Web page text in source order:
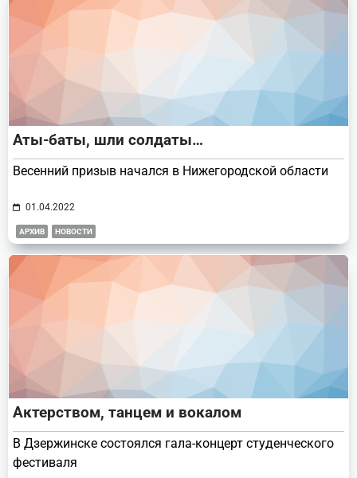
Аты-баты, шли солдаты…
Весенний призыв начался в Нижегородской области
01.04.2022
АРХИВ НОВОСТИ
Актерством, танцем и вокалом
В Дзержинске состоялся гала-концерт студенческого
фестиваля